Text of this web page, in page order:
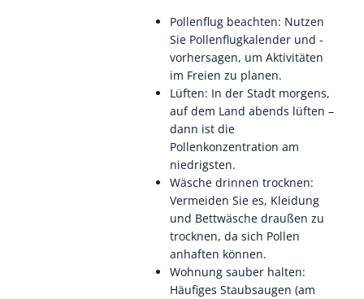
Pollenflug beachten: Nutzen
Sie Pollenflugkalender und -
vorhersagen, um Aktivitäten
im Freien zu planen.
Lüften: In der Stadt morgens,
auf dem Land abends lüften –
dann ist die
Pollenkonzentration am
niedrigsten.
Wäsche drinnen trocknen:
Vermeiden Sie es, Kleidung
und Bettwäsche draußen zu
trocknen, da sich Pollen
anhaften können.
Wohnung sauber halten:
Häufiges Staubsaugen (am